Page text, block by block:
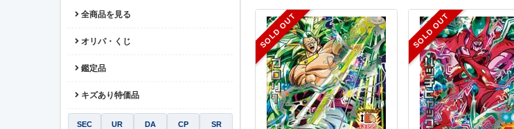
全商品を見る
オリパ・くじ
鑑定品
キズあり特価品
SEC UR DA CP SR
SOLD OUT SOLD OUT